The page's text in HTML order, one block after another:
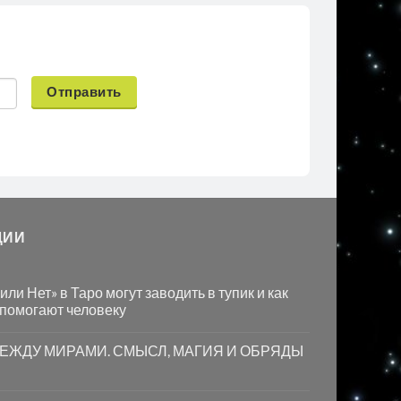
Отправить
Нет» в Таро могут заводить в тупик и как
человеку
МИРАМИ. СМЫСЛ, МАГИЯ И ОБРЯДЫ